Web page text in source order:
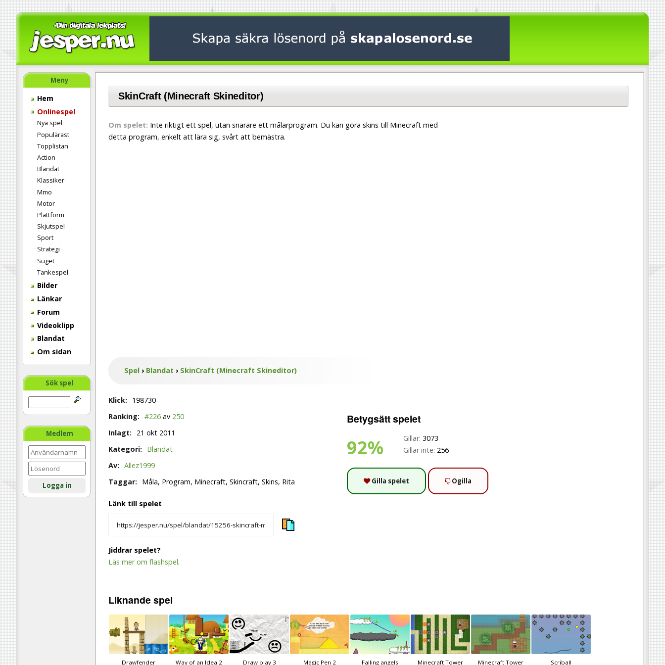
Meny
Hem
Onlinespel
Nya spel
Populärast
Topplistan
Action
Blandat
Klassiker
Mmo
Motor
Plattform
Skjutspel
Sport
Strategi
Suget
Tankespel
Bilder
Länkar
Forum
Videoklipp
Blandat
Om sidan
Sök spel
Medlem
Logga in
SkinCraft (Minecraft Skineditor)
Om spelet: Inte riktigt ett spel, utan snarare ett målarprogram. Du kan göra skins till Minecraft med
detta program, enkelt att lära sig, svårt att bemästra.
Spel › Blandat › SkinCraft (Minecraft Skineditor)
Betygsätt spelet
92% Gillar: 3073
Gillar inte: 256
Gilla spelet Ogilla
Klick:
198730
Ranking: #226 av 250
Inlagt:
21 okt 2011
Kategori:
Blandat
Av: Allez1999
Taggar:
Måla, Program, Minecraft, Skincraft, Skins, Rita
Länk till spelet
Jiddrar spelet?
Läs mer om flashspel.
Liknandespel
Drawfender Way of an Idea 2 Draw play 3 Magic Pen 2 Falling angels Minecraft Tower Minecraft Tower Scriball